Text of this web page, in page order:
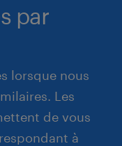
par
lorsque nous
Les
de vous
à